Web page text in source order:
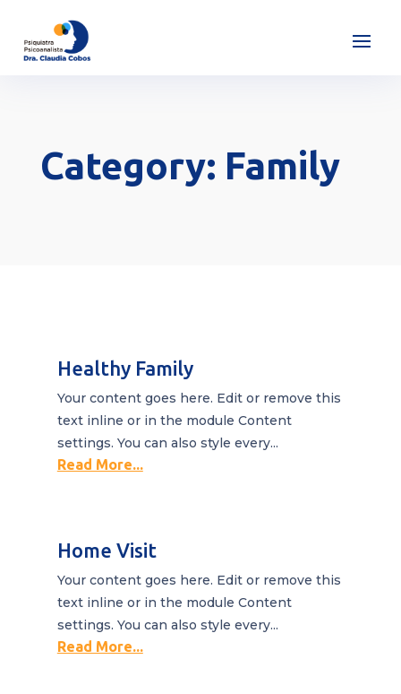
Category: Family
Healthy Family
Your content goes here. Edit or remove this
text inline or in the module Content
settings. You can also style every...
Read More...
Home Visit
Your content goes here. Edit or remove this
text inline or in the module Content
settings. You can also style every...
Read More...